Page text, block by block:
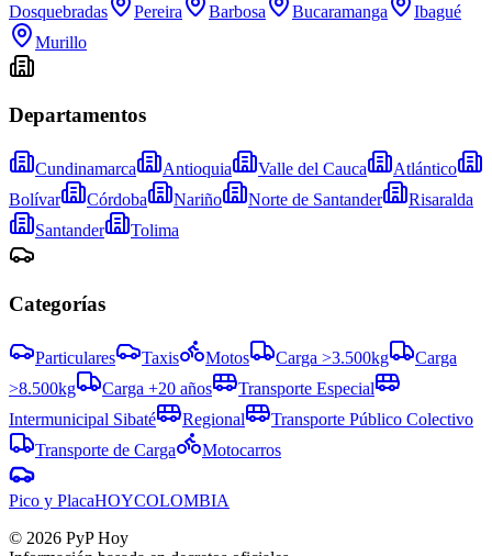
Dosquebradas
Pereira Barbosa Bucaramanga
Ibagué
Murillo
Departamentos
Cundinamarca Antioquia Valle del Cauca
Atlántico
Bolívar
Córdoba Nariño Norte de Santander
Risaralda
Santander
Tolima
Categorías
Particulares Taxis Motos Carga >3.500kg
Carga
>8.500kg
Carga +20 años
Transporte Especial
Intermunicipal Sibaté
Regional
Transporte Público Colectivo
Transporte de Carga
Motocarros
Pico y PlacaHOYCOLOMBIA
© 2026 PyP Hoy